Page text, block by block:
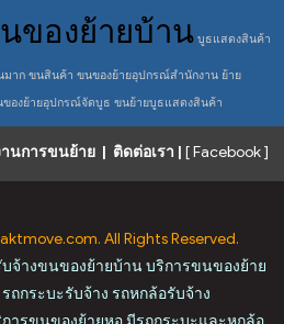
ของย้ายบ้าน บูธแสดงสินค้า
มาก ขนสินค้า ขนของย้ายอุปกรณ์สำนักงาน ย้าย
ของย้ายอุปกรณ์จัดบูธ ขนย้ายบูธแสดงสินค้า
านการขนย้าย| ติดต่อเรา | [ Facebook ]
All Rights Reserved.
จ้างขนของย้ายบ้าน บริการขนของย้าย
ถกระบะรับจ้าง รถหกล้อรับจ้าง